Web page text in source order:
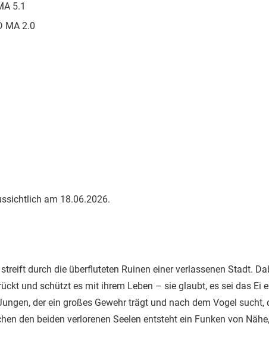
5.1
MA 2.0
am 18.06.2026.
durch die überfluteten Ruinen einer verlassenen Stadt.
und schützt es mit ihrem Leben – sie glaubt, es sei das Ei
der ein großes Gewehr trägt und nach dem Vogel sucht,
den beiden verlorenen Seelen entsteht ein Funken von